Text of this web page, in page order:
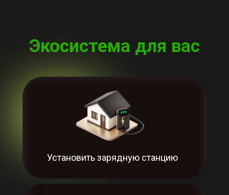
Экосистема для вас
Установить зарядную станцию